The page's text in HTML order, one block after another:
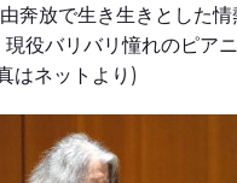
奔放で生き生きとした
現役バリバリ憧れのピア
はネットより)